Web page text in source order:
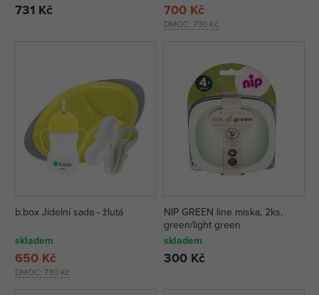
731 Kč
DMOC: 730 Kč
700 Kč
b.box Jídelní sada - žlutá
skladem
DMOC: 730 Kč
650 Kč
NIP GREEN line miska, 2ks,
green/light green
skladem
300 Kč